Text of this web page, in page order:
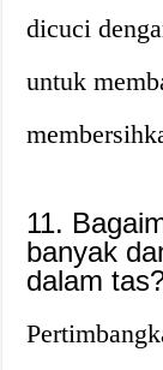
dicuci
untuk
11.
banyak
dalam